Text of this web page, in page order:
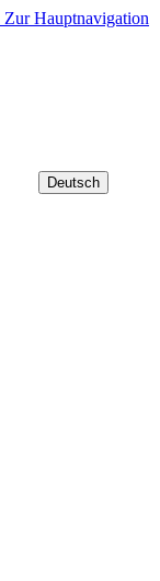
Zur Hauptnavigation
Deutsch